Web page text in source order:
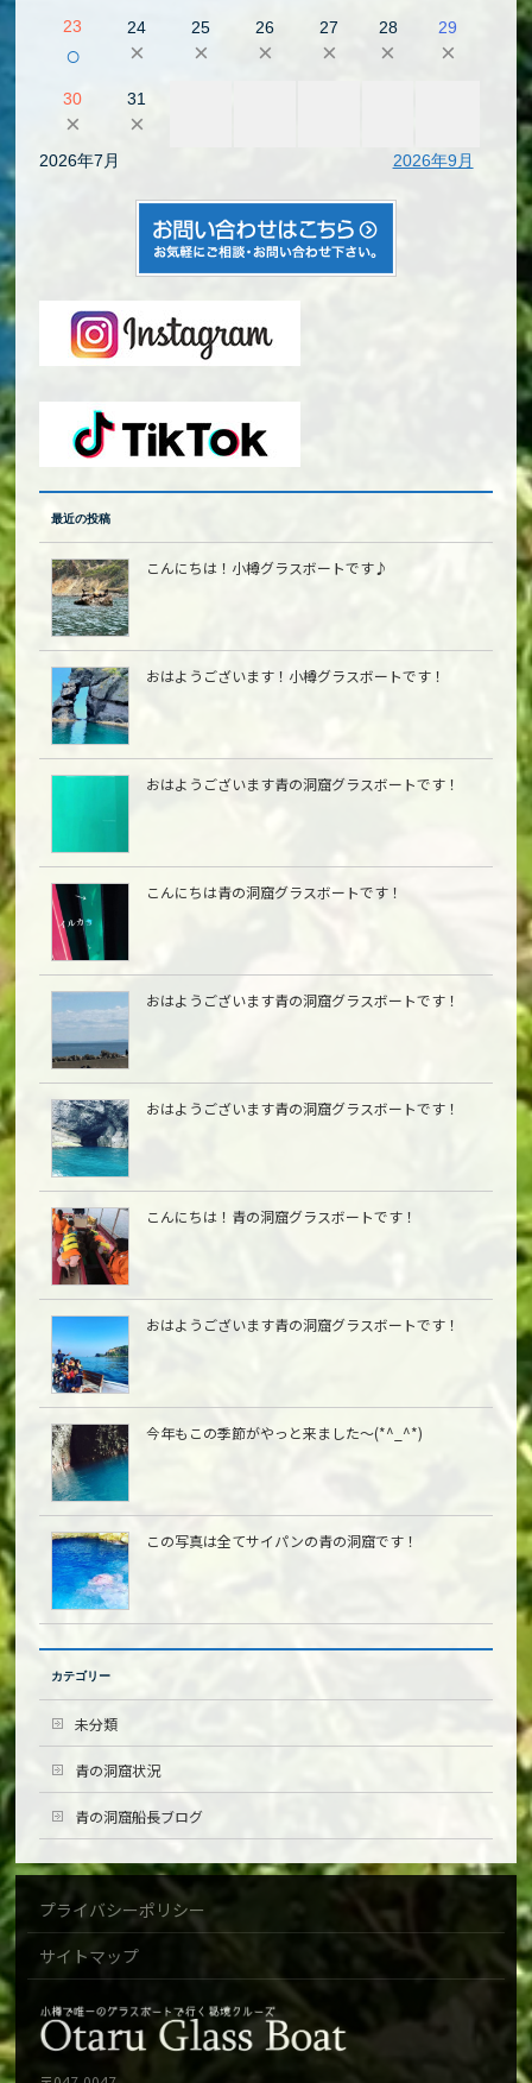
23
○
24
×
25
×
26
×
27
×
28
×
29
×
30
×
31
×
2026年7月 2026年9月
最近の投稿
こんにちは！小樽グラスボートです♪
おはようございます！小樽グラスボートです！
おはようございます青の洞窟グラスボートです！
こんにちは青の洞窟グラスボートです！
おはようございます青の洞窟グラスボートです！
おはようございます青の洞窟グラスボートです！
こんにちは︎！青の洞窟グラスボートです！
おはようございます青の洞窟グラスボートです！
今年もこの季節がやっと来ました〜(*^_^*)
この写真は全てサイパンの青の洞窟です！
カテゴリー
未分類
青の洞窟状況
青の洞窟船長ブログ
プライバシーポリシー
サイトマップ